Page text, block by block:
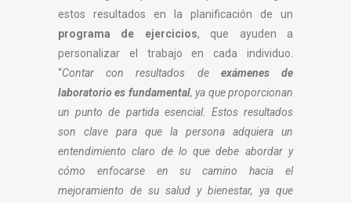
estos resultados en la planificación de un
programa de ejercicios, que ayuden a
personalizar el trabajo en cada individuo.
“Contar con resultados de exámenes de
laboratorio es fundamental, ya que proporcionan
un punto de partida esencial. Estos resultados
son clave para que la persona adquiera un
entendimiento claro de lo que debe abordar y
cómo enfocarse en su camino hacia el
mejoramiento de su salud y bienestar, ya que